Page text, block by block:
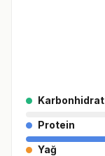
Karbonhidrat
Protein
Yağ